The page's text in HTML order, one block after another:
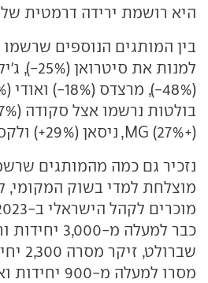
היא רושמת ירידה דרמטית של 24%.
בין המותגים הנוספים שרשמו
MG (27%+), ניסאן (29%+) ולקסוס (44%+).
נזכיר גם כמה מהמותגים
מוצלחת למדי בשוק המקומי,
כבר למעלה מ-
מסרו למעלה מ-